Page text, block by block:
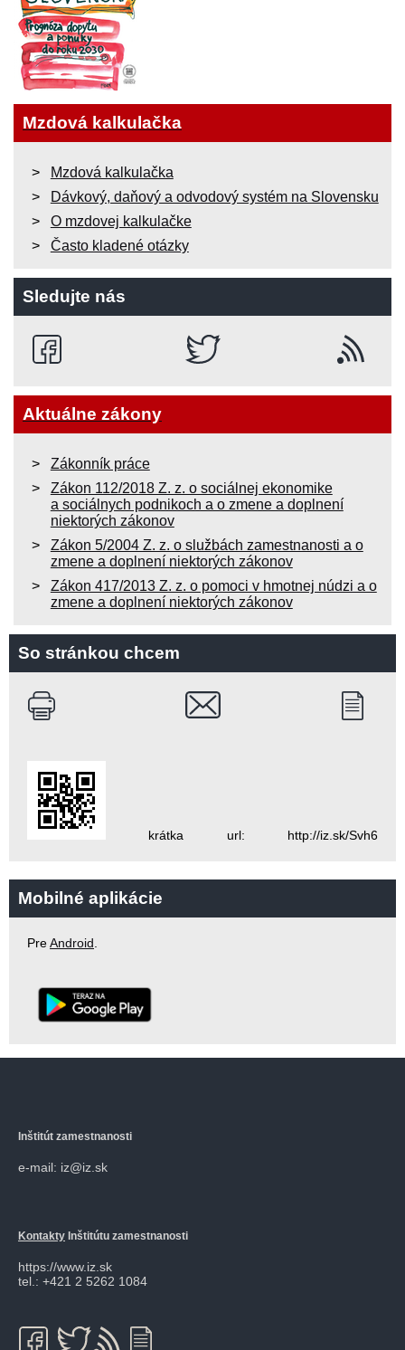
Mzdová kalkulačka
Mzdová kalkulačka
Dávkový, daňový a odvodový systém na Slovensku
O mzdovej kalkulačke
Často kladené otázky
Sledujte nás
Aktuálne zákony
Zákonník práce
Zákon 112/2018 Z. z. o sociálnej ekonomike
a sociálnych podnikoch a o zmene a doplnení
niektorých zákonov
Zákon 5/2004 Z. z. o službách zamestnanosti a o
zmene a doplnení niektorých zákonov
Zákon 417/2013 Z. z. o pomoci v hmotnej núdzi a o
zmene a doplnení niektorých zákonov
So stránkou chcem
krátka url: http://iz.sk/Svh6
Mobilné aplikácie
PreAndroid.
Inštitút zamestnanosti
e-mail: iz@iz.sk
Kontakty Inštitútu zamestnanosti
https://www.iz.sk
tel.: +421 2 5262 1084